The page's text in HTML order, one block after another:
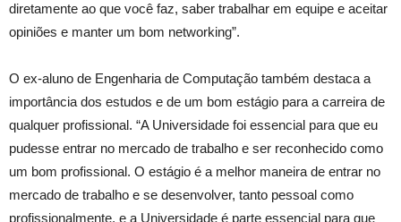
diretamente ao que você faz, saber trabalhar em equipe e aceitar
opiniões e manter um bom networking”.
O ex-aluno de Engenharia de Computação também destaca a
importância dos estudos e de um bom estágio para a carreira de
qualquer profissional. “A Universidade foi essencial para que eu
pudesse entrar no mercado de trabalho e ser reconhecido como
um bom profissional. O estágio é a melhor maneira de entrar no
mercado de trabalho e se desenvolver, tanto pessoal como
profissionalmente, e a Universidade é parte essencial para que